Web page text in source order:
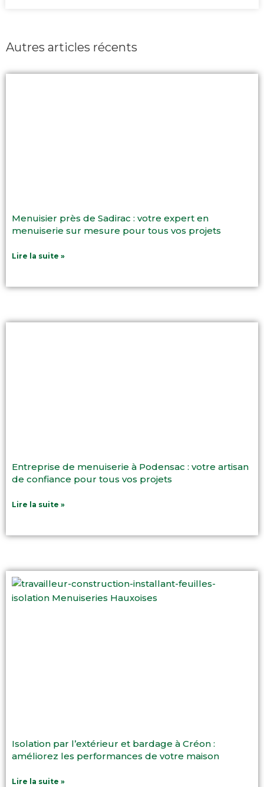
Autres articles récents
Menuisier près de Sadirac : votre expert en
menuiserie sur mesure pour tous vos projets
Lire la suite »
Entreprise de menuiserie à Podensac : votre artisan
de confiance pour tous vos projets
Lire la suite »
Isolation par l’extérieur et bardage à Créon :
améliorez les performances de votre maison
Lire la suite »